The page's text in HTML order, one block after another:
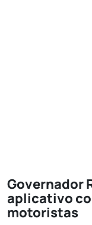
Governador
aplicativo
motoristas